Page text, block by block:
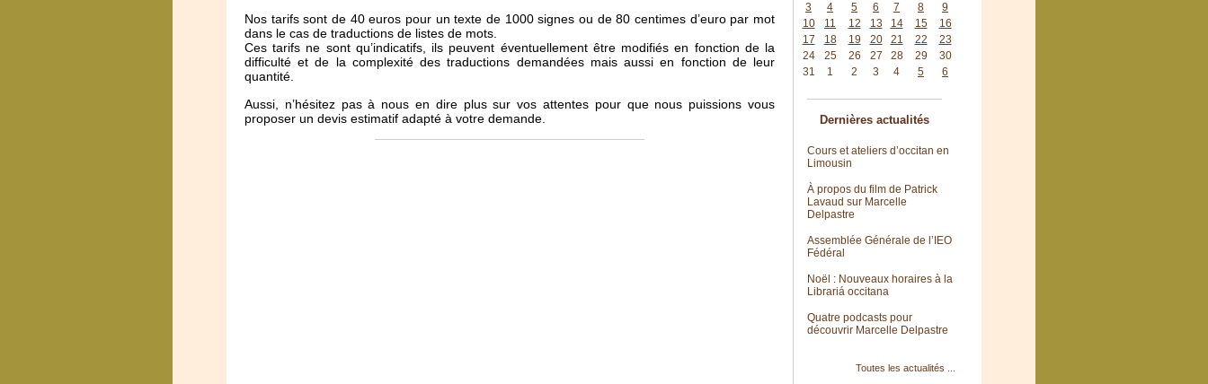
Nos tarifs sont de 40 euros pour un texte de 1000 signes ou de 80 centimes d’euro par mot
dans le cas de traductions de listes de mots.
Ces tarifs ne sont qu’indicatifs, ils peuvent éventuellement être modifiés en fonction de la
difficulté et de la complexité des traductions demandées mais aussi en fonction de leur
quantité.
Aussi, n’hésitez pas à nous en dire plus sur vos attentes pour que nous puissions vous
proposer un devis estimatif adapté à votre demande.
3
4 5 6 7 8
9
10
11 12 13 14 15
16
17
18 19 20 21 22
23
24
25 26 27 28 29
30
31
1 2 3 4 5 6
Dernières actualités
Cours et ateliers d’occitan en
Limousin
À propos du film de Patrick
Lavaud sur Marcelle
Delpastre
Assemblée Générale de l’IEO
Fédéral
Noël : Nouveaux horaires à la
Librariá occitana
Quatre podcasts pour
découvrir Marcelle Delpastre
Toutes les actualités ...